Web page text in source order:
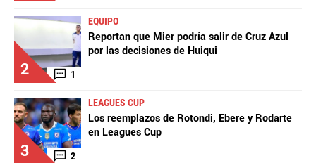
2 1
EQUIPO
Reportan que Mier podría salir de Cruz Azul
por las decisiones de Huiqui
3 2
LEAGUES CUP
Los reemplazos de Rotondi, Ebere y Rodarte
en Leagues Cup